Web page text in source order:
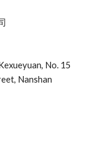
No. 15
Nanshan